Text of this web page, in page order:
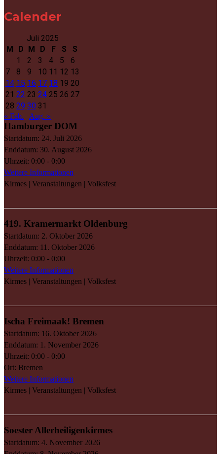
Calender
Juli 2025
M
D M D F S
S
1
2 3 4 5
6
7
8 9 10 11 12 13
14 15 16 17 18 19 20
21 22 23 24 25 26 27
28 29 30 31
« Feb. Aug. »
Hamburger DOM
Startdatum: 24. Juli 2026
Enddatum: 30. August 2026
Uhrzeit: 0:00 - 0:00
Weitere Informationen
Kirmes | Veranstaltungen | Volksfest
419. Kramermarkt Oldenburg
Startdatum: 2. Oktober 2026
Enddatum: 11. Oktober 2026
Uhrzeit: 0:00 - 0:00
Weitere Informationen
Kirmes | Veranstaltungen | Volksfest
Ischa Freimaak! Bremen
Startdatum: 16. Oktober 2026
Enddatum: 1. November 2026
Uhrzeit: 0:00 - 0:00
Ort: Bremen
Weitere Informationen
Kirmes | Veranstaltungen | Volksfest
Soester Allerheiligenkirmes
Startdatum: 4. November 2026